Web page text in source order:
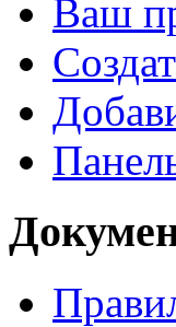
Ваш